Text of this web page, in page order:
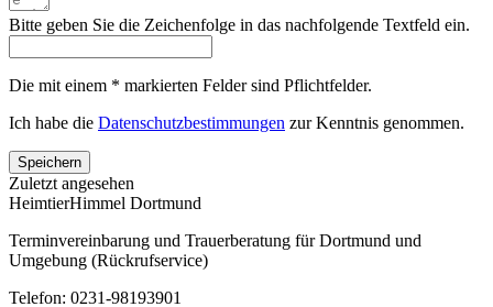
Bitte geben Sie die Zeichenfolge in das nachfolgende Textfeld ein.
Die mit einem * markierten Felder sind Pflichtfelder.
Ich habe die Datenschutzbestimmungen zur Kenntnis genommen.
Speichern
Zuletzt angesehen
HeimtierHimmel Dortmund
Terminvereinbarung und Trauerberatung für Dortmund und
Umgebung (Rückrufservice)
Telefon: 0231-98193901